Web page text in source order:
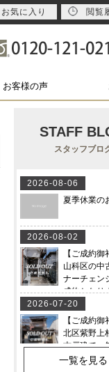
お客様の声
STAFF
スタッフブロ
一覧を見る
お気に入り 閲覧